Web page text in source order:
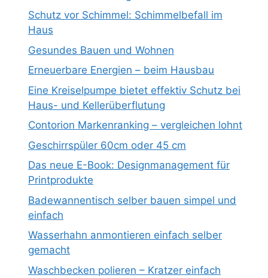
Schutz vor Schimmel: Schimmelbefall im
Haus
Gesundes Bauen und Wohnen
Erneuerbare Energien – beim Hausbau
Eine Kreiselpumpe bietet effektiv Schutz bei
Haus- und Kellerüberflutung
Contorion Markenranking – vergleichen lohnt
Geschirrspüler 60cm oder 45 cm
Das neue E-Book: Designmanagement für
Printprodukte
Badewannentisch selber bauen simpel und
einfach
Wasserhahn anmontieren einfach selber
gemacht
Waschbecken polieren – Kratzer einfach